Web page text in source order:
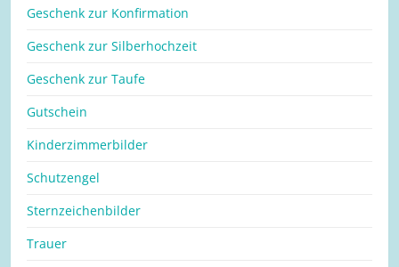
Geschenk zur Konfirmation
Geschenk zur Silberhochzeit
Geschenk zur Taufe
Gutschein
Kinderzimmerbilder
Schutzengel
Sternzeichenbilder
Trauer